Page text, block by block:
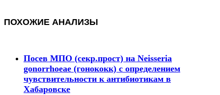
ПОХОЖИЕ АНАЛИЗЫ
Посев МПО (секр.прост) на Neisseria
gonorrhoeae (гонококк) с определением
чувcтвительности к антибиотикам в
Хабаровске